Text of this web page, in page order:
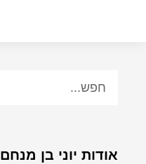
אודות יוני בן מנחם